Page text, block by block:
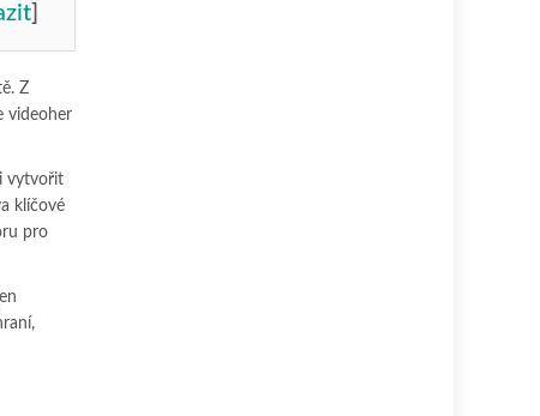
Z
videoher
vytvořit
klíčové
pro